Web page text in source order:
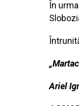
În
Ariel